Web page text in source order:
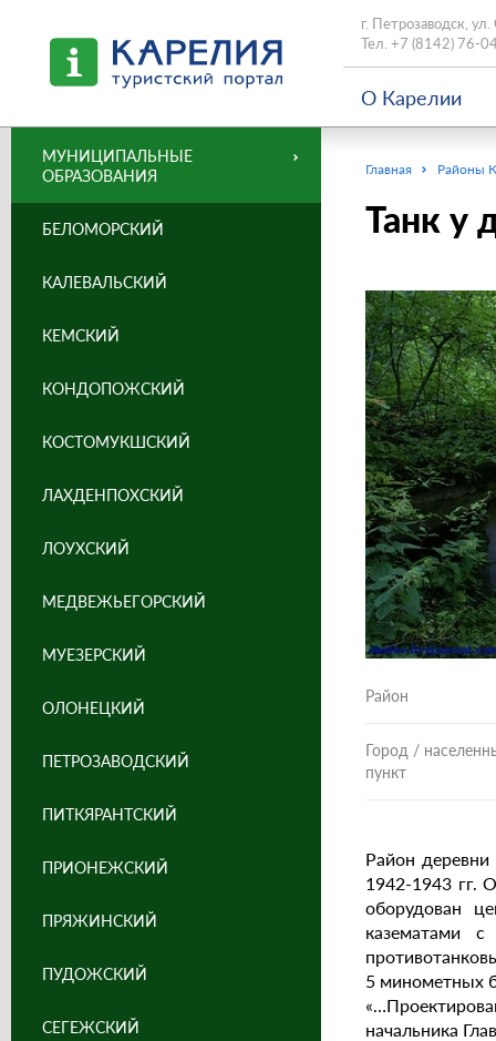
г. Петрозаводск,
Тел. +7 (8142) 76-
О Карелии
Главная Районы
Танк у
Район
Город /
пункт
Район
1942-1943 гг.
оборудован
казематами
5 минометных
начальника
МУНИЦИПАЛЬНЫЕ
ОБРАЗОВАНИЯ
БЕЛОМОРСКИЙ
КАЛЕВАЛЬСКИЙ
КЕМСКИЙ
КОНДОПОЖСКИЙ
КОСТОМУКШСКИЙ
ЛАХДЕНПОХСКИЙ
ЛОУХСКИЙ
МЕДВЕЖЬЕГОРСКИЙ
МУЕЗЕРСКИЙ
ОЛОНЕЦКИЙ
ПЕТРОЗАВОДСКИЙ
ПИТКЯРАНТСКИЙ
ПРИОНЕЖСКИЙ
ПРЯЖИНСКИЙ
ПУДОЖСКИЙ
СЕГЕЖСКИЙ